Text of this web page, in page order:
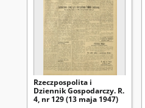
Rzeczpospolita i
Dziennik Gospodarczy. R.
4, nr 129 (13 maja 1947)